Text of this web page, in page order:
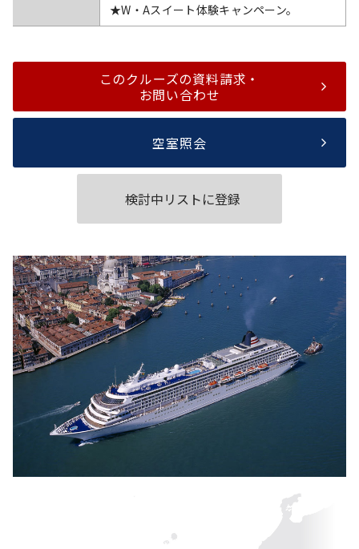
★W・Aスイート体験キャンペーン。
このクルーズの資料請求・
お問い合わせ
空室照会
検討中リストに登録